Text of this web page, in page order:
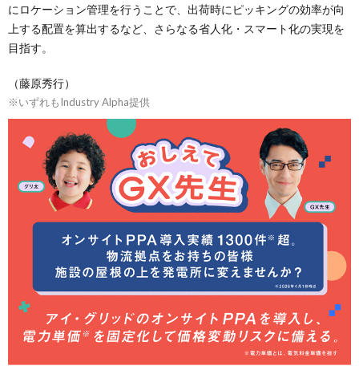
にロケーション管理を行うことで、出荷時にピッキングの効率が向
上する配置を算出するなど、さらなる省人化・スマート化の実現を
目指す。
（藤原秀行）
※いずれもIndustry Alpha提供